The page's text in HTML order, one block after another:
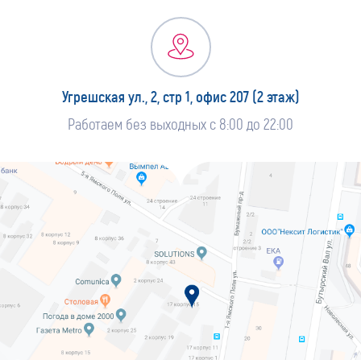
Угрешская ул., 2, стр 1, офис 207 (2 этаж)
Работаем без выходных с 8:00 до 22:00